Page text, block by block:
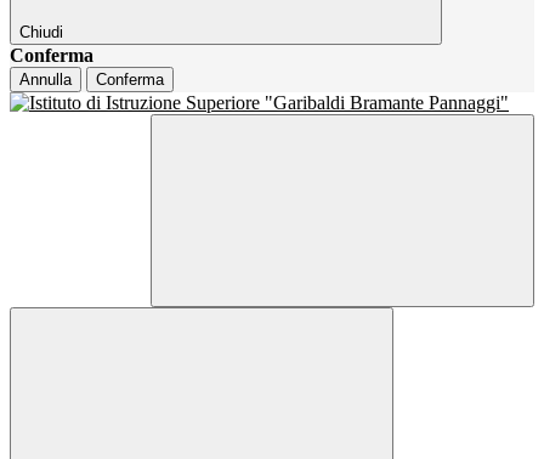
Chiudi
Conferma
Annulla Conferma